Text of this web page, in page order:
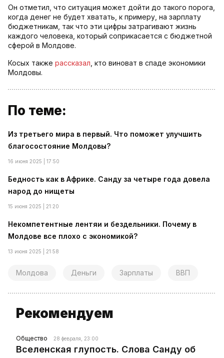
Он отметил, что ситуация может дойти до такого порога,
когда денег не будет хватать, к примеру, на зарплату
бюджетникам, так что эти цифры затрагивают жизнь
каждого человека, который соприкасается с бюджетной
сферой в Молдове.
Косых также рассказал , кто виноват в спаде экономики
Молдовы.
По теме:
Из третьего мира в первый. Что поможет улучшить
благосостояние Молдовы?
16 июня 2025 | 17:50
Бедность как в Африке. Санду за четыре года довела
народ до нищеты
15 июня 2025 | 21:20
Некомпетентные лентяи и бездельники. Почему в
Молдове все плохо с экономикой?
13 июня 2025 | 21:58
Молдова Деньги Зарплаты ВВП
Рекомендуем
Общество 28 февраля, 23:00
Вселенская глупость. Слова Санду об